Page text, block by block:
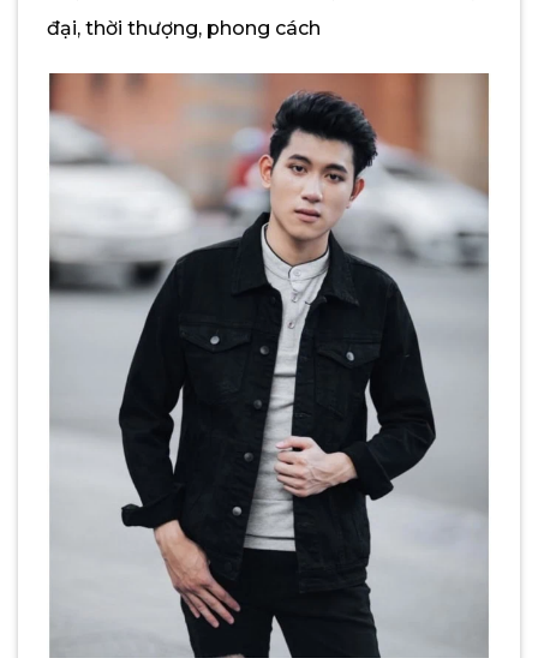
đại, thời thượng, phong cách